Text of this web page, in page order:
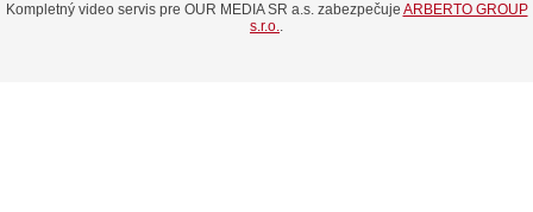
Kompletný video servis pre OUR MEDIA SR a.s. zabezpečuje ARBERTO GROUP
s.r.o..